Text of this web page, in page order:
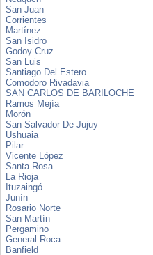
San Juan
Corrientes
Martínez
San Isidro
Godoy Cruz
San Luis
Santiago Del Estero
Comodoro Rivadavia
SAN CARLOS DE BARILOCHE
Ramos Mejía
Morón
San Salvador De Jujuy
Ushuaia
Pilar
Vicente López
Santa Rosa
La Rioja
Ituzaingó
Junín
Rosario Norte
San Martín
Pergamino
General Roca
Banfield